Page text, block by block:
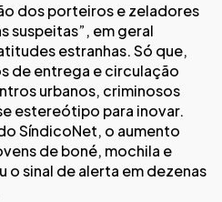
dos porteiros e zeladores
suspeitas”, em geral
estranhas. Só que,
de entrega e circulação
urbanos, criminosos
estereótipo para inovar.
SíndicoNet, o aumento
de boné, mochila e
o sinal de alerta em dezenas